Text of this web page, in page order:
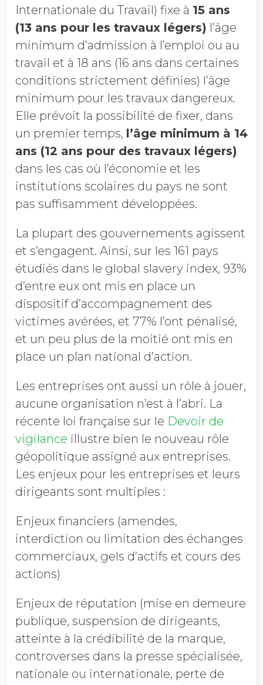
Internationale du Travail) fixe à 15 ans
(13 ans pour les travaux légers) l’âge
minimum d’admission à l’emploi ou au
travail et à 18 ans (16 ans dans certaines
conditions strictement définies) l’âge
minimum pour les travaux dangereux.
Elle prévoit la possibilité de fixer, dans
un premier temps, l’âge minimum à 14
ans (12 ans pour des travaux légers)
dans les cas où l’économie et les
institutions scolaires du pays ne sont
pas suffisamment développées.
La plupart des gouvernements agissent
et s’engagent. Ainsi, sur les 161 pays
étudiés dans le global slavery index, 93%
d’entre eux ont mis en place un
dispositif d’accompagnement des
victimes avérées, et 77% l’ont pénalisé,
et un peu plus de la moitié ont mis en
place un plan national d’action.
Les entreprises ont aussi un rôle à jouer,
aucune organisation n’est à l’abri. La
récente loi française sur le Devoir de
vigilance illustre bien le nouveau rôle
géopolitique assigné aux entreprises.
Les enjeux pour les entreprises et leurs
dirigeants sont multiples :
Enjeux financiers (amendes,
interdiction ou limitation des échanges
commerciaux, gels d’actifs et cours des
actions)
Enjeux de réputation (mise en demeure
publique, suspension de dirigeants,
atteinte à la crédibilité de la marque,
controverses dans la presse spécialisée,
nationale ou internationale, perte de